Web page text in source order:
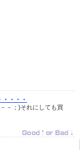
・・・
－；)それにしても買